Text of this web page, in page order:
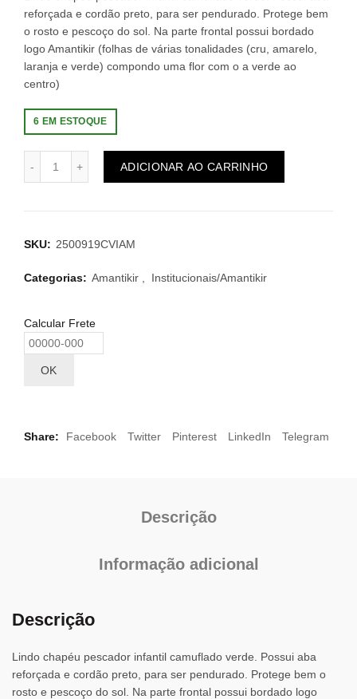
reforçada e cordão preto, para ser pendurado. Protege bem
o rosto e pescoço do sol. Na parte frontal possui bordado
logo Amantikir (folhas de várias tonalidades (cru, amarelo,
laranja e verde) compondo uma flor com o a verde ao
centro)
6 EM ESTOQUE
ADICIONAR AO CARRINHO
SKU: 2500919CVIAM
Categorias: Amantikir Institucionais/Amantikir
Calcular Frete
OK
Share Facebook Twitter Pinterest LinkedIn Telegram
Descrição
Informação adicional
Descrição
Lindo chapéu pescador infantil camuflado verde. Possui aba
reforçada e cordão preto, para ser pendurado. Protege bem o
rosto e pescoço do sol. Na parte frontal possui bordado logo